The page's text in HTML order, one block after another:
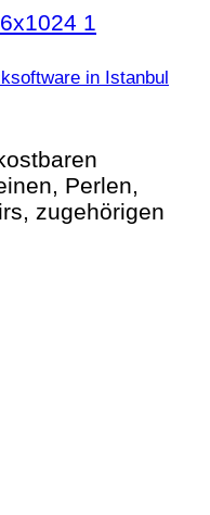
in Istanbul
Perlen,
zugehörigen